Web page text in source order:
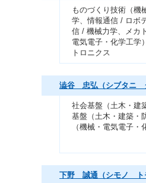
ものづくり技術（機
学、情報通信 / ロボ
信 / 機械力学、メカ
電気電子・化学工学
トロニクス
澁谷 忠弘（シブタニ
社会基盤（土木・建
基盤（土木・建築・
（機械・電気電子
下野 誠通（シモノ ト